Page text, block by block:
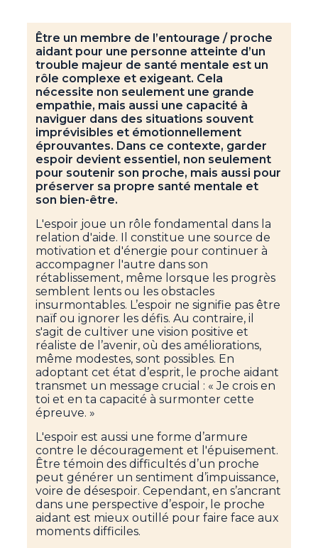
Être un membre de l’entourage / proche
aidant pour une personne atteinte d’un
trouble majeur de santé mentale est un
rôle complexe et exigeant. Cela
nécessite non seulement une grande
empathie, mais aussi une capacité à
naviguer dans des situations souvent
imprévisibles et émotionnellement
éprouvantes. Dans ce contexte, garder
espoir devient essentiel, non seulement
pour soutenir son proche, mais aussi pour
préserver sa propre santé mentale et
son bien-être.
L'espoir joue un rôle fondamental dans la
relation d'aide. Il constitue une source de
motivation et d'énergie pour continuer à
accompagner l'autre dans son
rétablissement, même lorsque les progrès
semblent lents ou les obstacles
insurmontables. L’espoir ne signifie pas être
naïf ou ignorer les défis. Au contraire, il
s'agit de cultiver une vision positive et
réaliste de l’avenir, où des améliorations,
même modestes, sont possibles. En
adoptant cet état d’esprit, le proche aidant
transmet un message crucial : « Je crois en
toi et en ta capacité à surmonter cette
épreuve. »
L'espoir est aussi une forme d’armure
contre le découragement et l'épuisement.
Être témoin des difficultés d’un proche
peut générer un sentiment d’impuissance,
voire de désespoir. Cependant, en s’ancrant
dans une perspective d’espoir, le proche
aidant est mieux outillé pour faire face aux
moments difficiles.